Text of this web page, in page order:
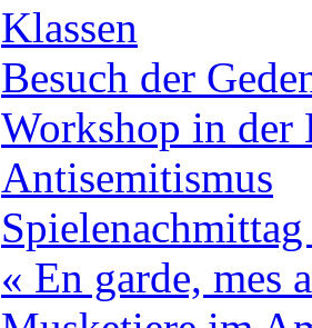
Klassen
Besuch der
Workshop in der
Antisemitismus
« En garde, mes